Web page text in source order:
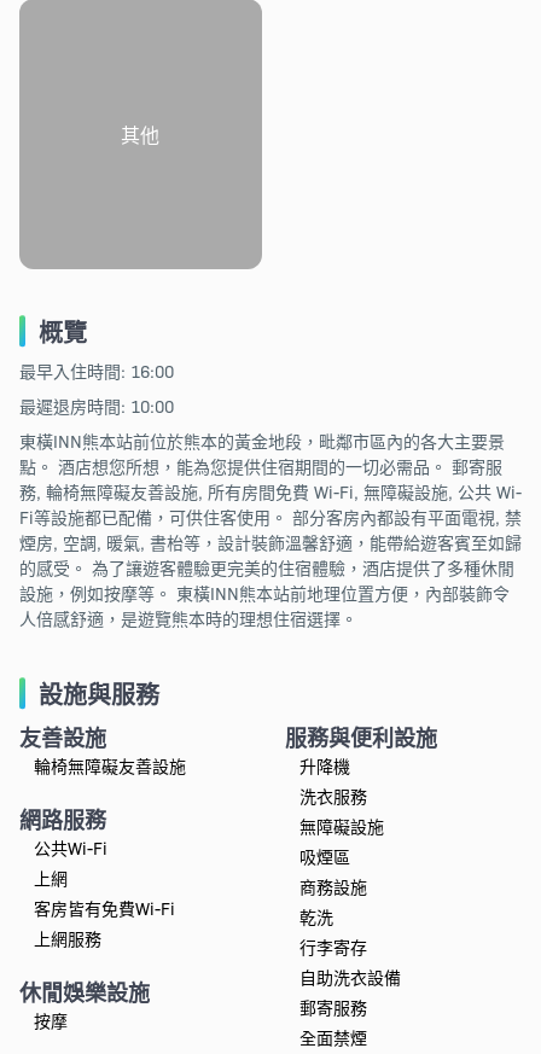
其他
概覽
最早入住時間: 16:00
最遲退房時間: 10:00
東橫INN熊本站前位於熊本的黃金地段，毗鄰市區內的各大主要景
點。 酒店想您所想，能為您提供住宿期間的一切必需品。 郵寄服
務, 輪椅無障礙友善設施, 所有房間免費 Wi-Fi, 無障礙設施, 公共 Wi-
Fi等設施都已配備，可供住客使用。 部分客房內都設有平面電視, 禁
煙房, 空調, 暖氣, 書枱等，設計裝飾溫馨舒適，能帶給遊客賓至如歸
的感受。 為了讓遊客體驗更完美的住宿體驗，酒店提供了多種休閒
設施，例如按摩等。 東橫INN熊本站前地理位置方便，內部裝飾令
人倍感舒適，是遊覽熊本時的理想住宿選擇。
設施與服務
友善設施
輪椅無障礙友善設施
網路服務
公共Wi-Fi
上網
客房皆有免費Wi-Fi
上網服務
休閒娛樂設施
按摩
服務與便利設施
升降機
洗衣服務
無障礙設施
吸煙區
商務設施
乾洗
行李寄存
自助洗衣設備
郵寄服務
全面禁煙